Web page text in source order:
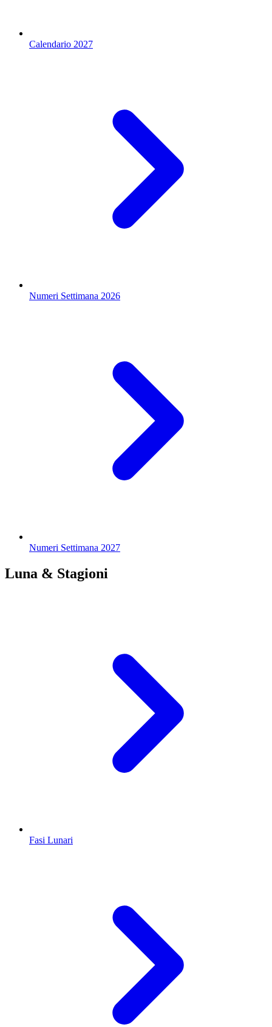
Calendario 2027
Numeri Settimana 2026
Numeri Settimana 2027
Luna & Stagioni
Fasi Lunari